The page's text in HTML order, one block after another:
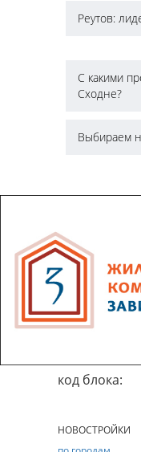
Реутов:
С какими
Сходне?
Выбираем
код блока:
НОВОСТРОЙКИ